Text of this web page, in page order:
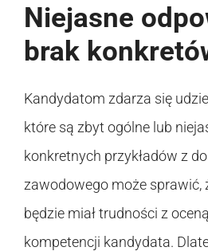
Niejasne
brak
Kandydatom zdarza się
które są zbyt ogólne lub
konkretnych przykładów z
zawodowego może sprawić,
będzie miał trudności z
kompetencji kandydata.